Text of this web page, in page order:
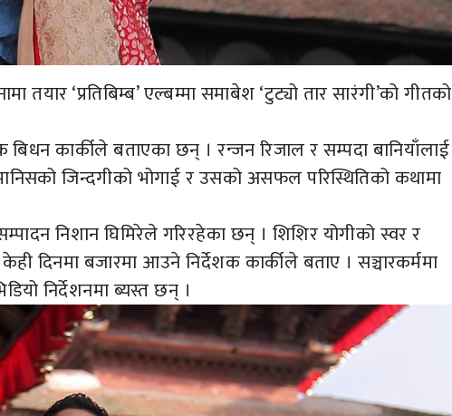
‘प्रतिबिम्ब’ एल्बम्मा समाबेश ‘टुट्यो तार सारंगी’को गीतको
बिधन कार्कीले बताएका छन् । रन्जन रिजाल र सम्पदा बानियाँलाई
जिन्दगीको भोगाई र उसको असफल परिस्थितिको कथामा
निशान घिमिरेले गरिरहेका छन् । शिशिर योगीको स्वर र
दिनमा बजारमा आउने निर्देशक कार्कीले बताए । सञ्चारकर्ममा
निर्देशनमा ब्यस्त छन् ।